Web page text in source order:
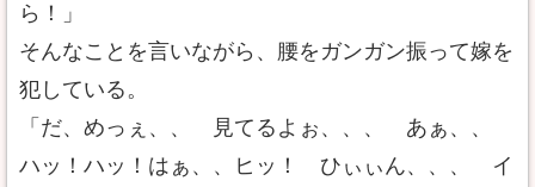
ら！」
そんなことを言いながら、腰をガンガン振って嫁を
犯している。
「だ、めっぇ、、 見てるよぉ、、、 あぁ、、
ハッ！ハッ！はぁ、、ヒッ！ ひぃぃん、、、 イ